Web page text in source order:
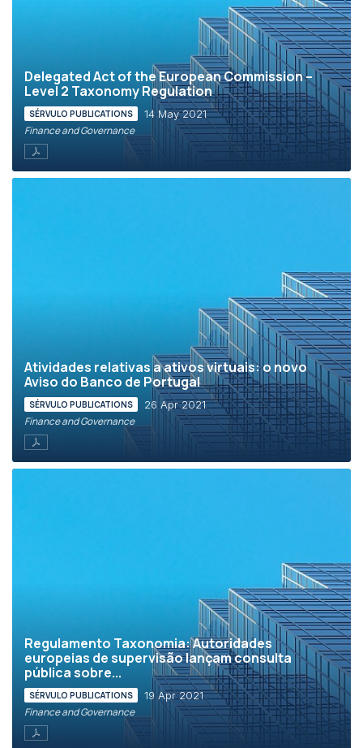
Delegated Act of the European Commission –
Level 2 Taxonomy Regulation
SÉRVULO PUBLICATIONS 14 May 2021
Finance and Governance
Atividades relativas a ativos virtuais: o novo
Aviso do Banco de Portugal
SÉRVULO PUBLICATIONS 26 Apr 2021
Finance and Governance
Regulamento Taxonomia: Autoridades
europeias de supervisão lançam consulta
pública sobre...
SÉRVULO PUBLICATIONS 19 Apr 2021
Finance and Governance